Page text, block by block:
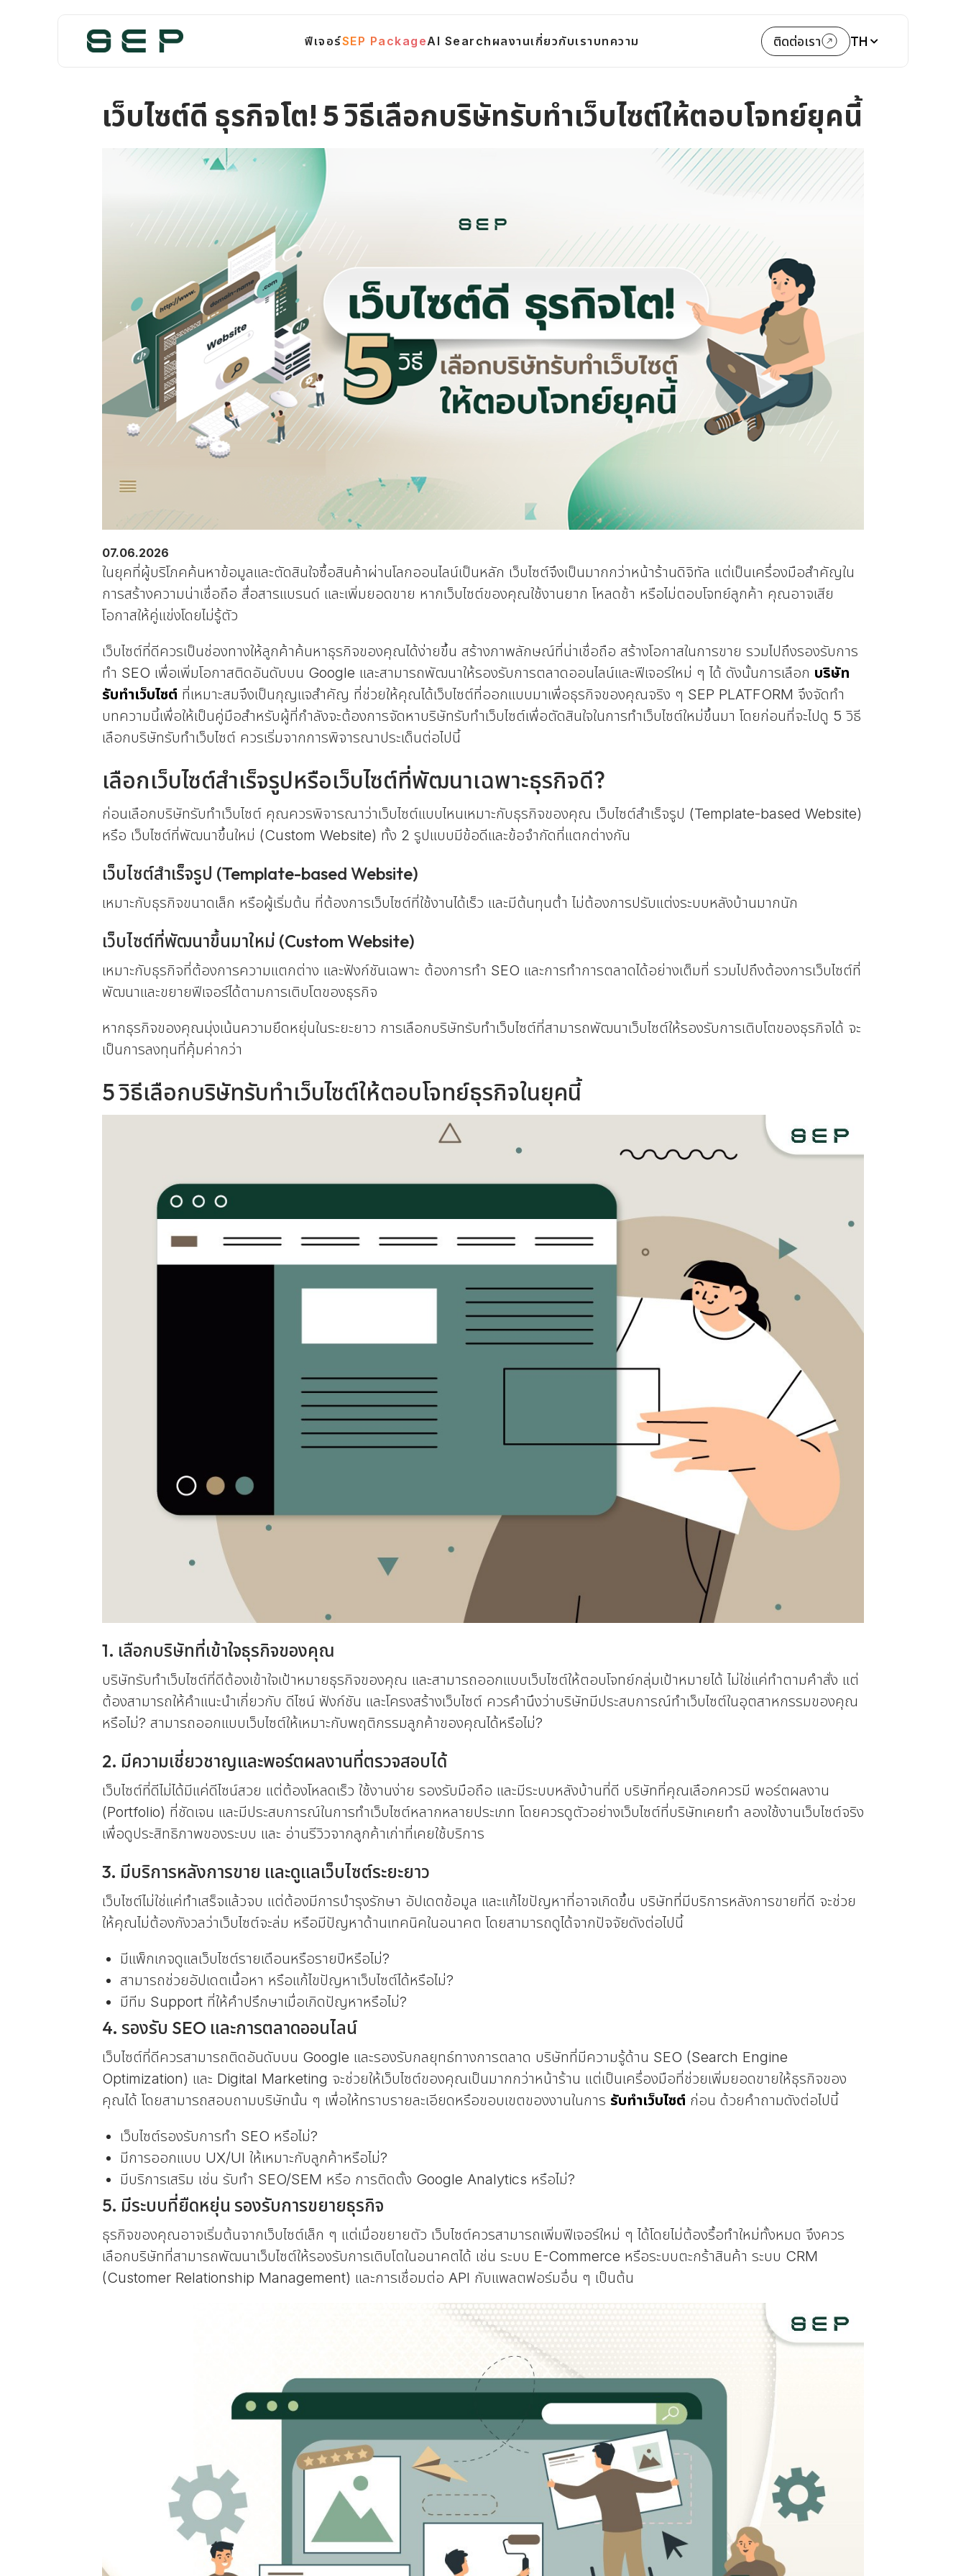
ฟีเจอร์SEP PackageAI Search ผลงานเกี่ยวกับเรา บทความ ติดต่อเรา TH
เว็บไซต์ดี ธุรกิจโต! 5 วิธีเลือกบริษัทรับทำเว็บไซต์ให้ตอบโจทย์ยุคนี้
07.06.2026
ในยุคที่ผู้บริโภคค้นหาข้อมูลและตัดสินใจซื้อสินค้าผ่านโลกออนไลน์เป็นหลัก เว็บไซต์จึงเป็นมากกว่าหน้าร้านดิจิทัล แต่เป็นเครื่องมือสำคัญใน
การสร้างความน่าเชื่อถือ สื่อสารแบรนด์ และเพิ่มยอดขาย หากเว็บไซต์ของคุณใช้งานยาก โหลดช้า หรือไม่ตอบโจทย์ลูกค้า คุณอาจเสีย
โอกาสให้คู่แข่งโดยไม่รู้ตัว
เว็บไซต์ที่ดีควรเป็นช่องทางให้ลูกค้าค้นหาธุรกิจของคุณได้ง่ายขึ้น สร้างภาพลักษณ์ที่น่าเชื่อถือ สร้างโอกาสในการขาย รวมไปถึงรองรับการ
ทำ SEO เพื่อเพิ่มโอกาสติดอันดับบน Google และสามารถพัฒนาให้รองรับการตลาดออนไลน์และฟีเจอร์ใหม่ ๆ ได้ ดังนั้นการเลือก บริษัท
รับทำเว็บไซต์ ที่เหมาะสมจึงเป็นกุญแจสำคัญ ที่ช่วยให้คุณได้เว็บไซต์ที่ออกแบบมาเพื่อธุรกิจของคุณจริง ๆ SEP PLATFORM จึงจัดทำ
บทความนี้เพื่อให้เป็นคู่มือสำหรับผู้ที่กำลังจะต้องการจัดหาบริษัทรับทำเว็บไซต์เพื่อตัดสินใจในการทำเว็บไซต์ใหม่ขึ้นมา โดยก่อนที่จะไปดู 5 วิธี
เลือกบริษัทรับทำเว็บไซต์ ควรเริ่มจากการพิจารณาประเด็นต่อไปนี้
เลือกเว็บไซต์สำเร็จรูปหรือเว็บไซต์ที่พัฒนาเฉพาะธุรกิจดี?
ก่อนเลือกบริษัทรับทำเว็บไซต์ คุณควรพิจารณาว่าเว็บไซต์แบบไหนเหมาะกับธุรกิจของคุณ เว็บไซต์สำเร็จรูป (Template-based Website)
หรือ เว็บไซต์ที่พัฒนาขึ้นใหม่ (Custom Website) ทั้ง 2 รูปแบบมีข้อดีและข้อจำกัดที่แตกต่างกัน
เว็บไซต์สำเร็จรูป (Template-based Website)
เหมาะกับธุรกิจขนาดเล็ก หรือผู้เริ่มต้น ที่ต้องการเว็บไซต์ที่ใช้งานได้เร็ว และมีต้นทุนต่ำ ไม่ต้องการปรับแต่งระบบหลังบ้านมากนัก
เว็บไซต์ที่พัฒนาขึ้นมาใหม่ (Custom Website)
เหมาะกับธุรกิจที่ต้องการความแตกต่าง และฟังก์ชันเฉพาะ ต้องการทำ SEO และการทำการตลาดได้อย่างเต็มที่ รวมไปถึงต้องการเว็บไซต์ที่
พัฒนาและขยายฟีเจอร์ได้ตามการเติบโตของธุรกิจ
หากธุรกิจของคุณมุ่งเน้นความยืดหยุ่นในระยะยาว การเลือกบริษัทรับทำเว็บไซต์ที่สามารถพัฒนาเว็บไซต์ให้รองรับการเติบโตของธุรกิจได้ จะ
เป็นการลงทุนที่คุ้มค่ากว่า
5 วิธีเลือกบริษัทรับทำเว็บไซต์ให้ตอบโจทย์ธุรกิจในยุคนี้
1. เลือกบริษัทที่เข้าใจธุรกิจของคุณ
บริษัทรับทำเว็บไซต์ที่ดีต้องเข้าใจเป้าหมายธุรกิจของคุณ และสามารถออกแบบเว็บไซต์ให้ตอบโจทย์กลุ่มเป้าหมายได้ ไม่ใช่แค่ทำตามคำสั่ง แต่
ต้องสามารถให้คำแนะนำเกี่ยวกับ ดีไซน์ ฟังก์ชัน และโครงสร้างเว็บไซต์ ควรคำนึงว่าบริษัทมีประสบการณ์ทำเว็บไซต์ในอุตสาหกรรมของคุณ
หรือไม่? สามารถออกแบบเว็บไซต์ให้เหมาะกับพฤติกรรมลูกค้าของคุณได้หรือไม่?
2. มีความเชี่ยวชาญและพอร์ตผลงานที่ตรวจสอบได้
เว็บไซต์ที่ดีไม่ได้มีแค่ดีไซน์สวย แต่ต้องโหลดเร็ว ใช้งานง่าย รองรับมือถือ และมีระบบหลังบ้านที่ดี บริษัทที่คุณเลือกควรมี พอร์ตผลงาน
(Portfolio) ที่ชัดเจน และมีประสบการณ์ในการทำเว็บไซต์หลากหลายประเภท โดยควรดูตัวอย่างเว็บไซต์ที่บริษัทเคยทำ ลองใช้งานเว็บไซต์จริง
เพื่อดูประสิทธิภาพของระบบ และ อ่านรีวิวจากลูกค้าเก่าที่เคยใช้บริการ
3. มีบริการหลังการขาย และดูแลเว็บไซต์ระยะยาว
เว็บไซต์ไม่ใช่แค่ทำเสร็จแล้วจบ แต่ต้องมีการบำรุงรักษา อัปเดตข้อมูล และแก้ไขปัญหาที่อาจเกิดขึ้น บริษัทที่มีบริการหลังการขายที่ดี จะช่วย
ให้คุณไม่ต้องกังวลว่าเว็บไซต์จะล่ม หรือมีปัญหาด้านเทคนิคในอนาคต โดยสามารถดูได้จากปัจจัยดังต่อไปนี้
มีแพ็กเกจดูแลเว็บไซต์รายเดือนหรือรายปีหรือไม่?
สามารถช่วยอัปเดตเนื้อหา หรือแก้ไขปัญหาเว็บไซต์ได้หรือไม่?
มีทีม Support ที่ให้คำปรึกษาเมื่อเกิดปัญหาหรือไม่?
4. รองรับ SEO และการตลาดออนไลน์
เว็บไซต์ที่ดีควรสามารถติดอันดับบน Google และรองรับกลยุทธ์ทางการตลาด บริษัทที่มีความรู้ด้าน SEO (Search Engine
Optimization) และ Digital Marketing จะช่วยให้เว็บไซต์ของคุณเป็นมากกว่าหน้าร้าน แต่เป็นเครื่องมือที่ช่วยเพิ่มยอดขายให้ธุรกิจของ
คุณได้ โดยสามารถสอบถามบริษัทนั้น ๆ เพื่อให้ทราบรายละเอียดหรือขอบเขตของงานในการ รับทำเว็บไซต์ ก่อน ด้วยคำถามดังต่อไปนี้
เว็บไซต์รองรับการทำ SEO หรือไม่?
มีการออกแบบ UX/UI ให้เหมาะกับลูกค้าหรือไม่?
มีบริการเสริม เช่น รับทำ SEO/SEM หรือ การติดตั้ง Google Analytics หรือไม่?
5. มีระบบที่ยืดหยุ่น รองรับการขยายธุรกิจ
ธุรกิจของคุณอาจเริ่มต้นจากเว็บไซต์เล็ก ๆ แต่เมื่อขยายตัว เว็บไซต์ควรสามารถเพิ่มฟีเจอร์ใหม่ ๆ ได้โดยไม่ต้องรื้อทำใหม่ทั้งหมด จึงควร
เลือกบริษัทที่สามารถพัฒนาเว็บไซต์ให้รองรับการเติบโตในอนาคตได้ เช่น ระบบ E-Commerce หรือระบบตะกร้าสินค้า ระบบ CRM
(Customer Relationship Management) และการเชื่อมต่อ API กับแพลตฟอร์มอื่น ๆ เป็นต้น